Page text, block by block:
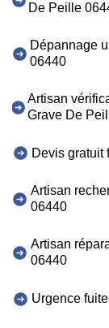
De Peille
Dépannage
06440
Artisan
Grave De
Devis gratuit
Artisan
06440
Artisan
06440
Urgence